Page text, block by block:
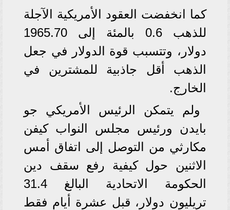
كما انخفضت العقود الأمريكية الآجلة
للذهب 0.6 بالمئة إلى 1965.70
دولار، وتتسبب قوة الدولار في جعل
الذهب أقل جاذبية للمشترين في
الخارج.
ولم يتمكن الرئيس الأمريكي جو
بايدن ورئيس مجلس النواب كيفن
مكارثي من التوصل إلى اتفاق أمس
الاثنين حول كيفية رفع سقف دين
الحكومة الاتحادية البالغ 31.4
تريليون دولار، قبل عشرة أيام فقط